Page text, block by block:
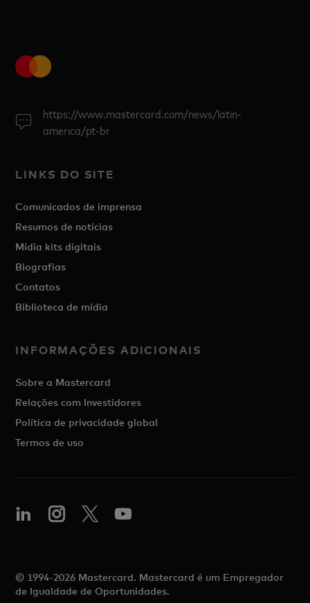
https://www.mastercard.com/news/latin-
america/pt-br
LINKS DO SITE
Comunicados de imprensa
Resumos de notícias
Mídia kits digitais
Biografias
Contatos
Biblioteca de mídia
INFORMAÇÕES ADICIONAIS
Sobre a Mastercard
Relações com Investidores
Política de privacidade global
Termos de uso
© 1994-2026 Mastercard. Mastercard é um Empregador
de Igualdade de Oportunidades.